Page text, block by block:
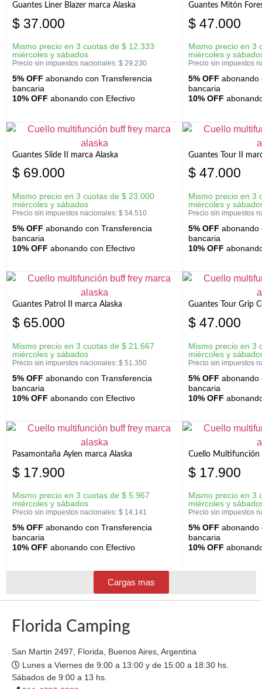
Guantes Liner Blazer marca Alaska
$ 37.000
Mismo precio en 3 cuotas de $ 12.333
miércoles y sábados
Precio sin impuestos nacionales: $ 29.230
5% OFF abonando con Transferencia
bancaria
10% OFF abonando con Efectivo
Guantes Mitón
$ 47.000
Mismo precio en 3
miércoles y
Precio sin impuestos
5% OFF abonando
bancaria
10% OFF
Guantes Slide II marca Alaska
$ 69.000
Mismo precio en 3 cuotas de $ 23.000
miércoles y sábados
Precio sin impuestos nacionales: $ 54.510
5% OFF abonando con Transferencia
bancaria
10% OFF abonando con Efectivo
Guantes Tour II
$ 47.000
Mismo precio en 3
miércoles y
Precio sin impuestos
5% OFF abonando
bancaria
10% OFF
Guantes Patrol II marca Alaska
$ 65.000
Mismo precio en 3 cuotas de $ 21.667
miércoles y sábados
Precio sin impuestos nacionales: $ 51.350
5% OFF abonando con Transferencia
bancaria
10% OFF abonando con Efectivo
Guantes Tour Grip
$ 47.000
Mismo precio en 3
miércoles y
Precio sin impuestos
5% OFF abonando
bancaria
10% OFF
Pasamontaña Aylen marca Alaska
$ 17.900
Mismo precio en 3 cuotas de $ 5.967
miércoles y sábados
Precio sin impuestos nacionales: $ 14.141
5% OFF abonando con Transferencia
bancaria
10% OFF abonando con Efectivo
Cuello Multifunción
$ 17.900
Mismo precio en 3
miércoles y
Precio sin impuestos
5% OFF abonando
bancaria
10% OFF
Cargas mas
Florida Camping
San Martin 2497, Florida, Buenos Aires, Argentina
Lunes a Viernes de 9:00 a 13:00 y de 15:00 a 18:30 hs.
Sábados de 9:00 a 13 hs.